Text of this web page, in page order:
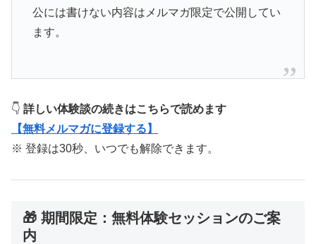
公には書けない内容はメルマガ限定で公開してい
ます。
👇 詳しい体験談の続きはこちらで読めます
【無料メルマガに登録する】
※ 登録は30秒、いつでも解除できます。
🎁 期間限定：無料体験セッションのご案
内